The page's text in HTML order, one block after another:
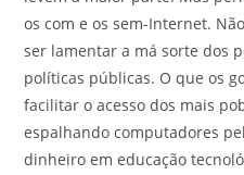
os com e os sem-Internet.
ser lamentar a má sorte dos
políticas públicas. O que os
facilitar o acesso dos mais
espalhando computadores
dinheiro em educação